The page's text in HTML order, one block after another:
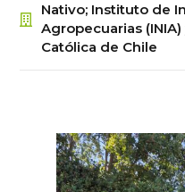
Nativo; Instituto de
Agropecuarias
Católica de Chile